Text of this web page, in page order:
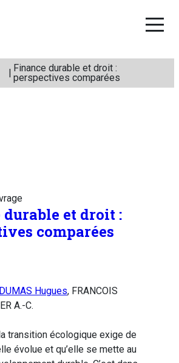
Finance durable et droit :
perspectives comparées
et droit :
comparées
Hugues, FRANCOIS
A.-C.
transition écologique exige de
évolue et qu’elle se mette au